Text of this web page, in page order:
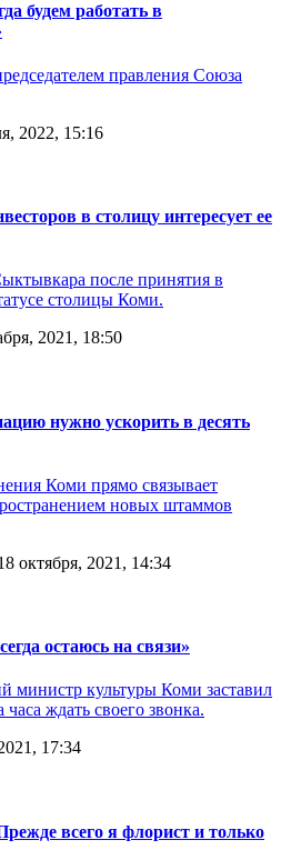
будем работать в
правления Союза
2022, 15:16
в столицу интересует ее
после принятия в
столицы Коми.
2021, 18:50
нужно ускорить в десять
Коми прямо связывает
новых штаммов
октября, 2021, 14:34
остаюсь на связи»
министр культуры Коми заставил
ждать своего звонка.
17:34
всего я флорист и только